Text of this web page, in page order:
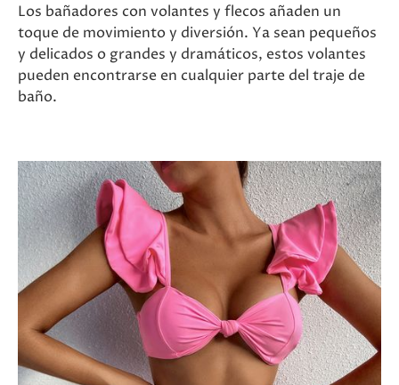
Los bañadores con volantes y flecos añaden un
toque de movimiento y diversión. Ya sean pequeños
y delicados o grandes y dramáticos, estos volantes
pueden encontrarse en cualquier parte del traje de
baño.